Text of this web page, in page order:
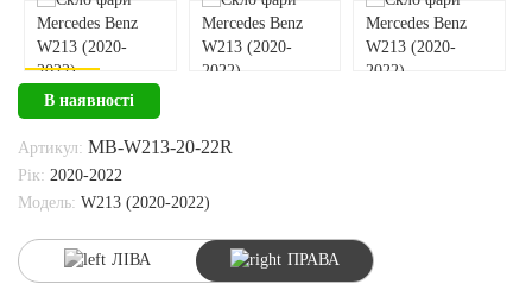
В наявності
Артикул: MB-W213-20-22R
Рік: 2020-2022
Модель: W213 (2020-2022)
ЛІВА ПРАВА